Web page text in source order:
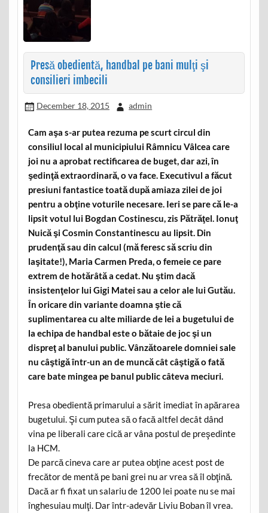
Presă obedientă, handbal pe bani mulţi şi
consilieri imbecili
December 18, 2015 admin
Cam aşa s-ar putea rezuma pe scurt circul din
consiliul local al municipiului Râmnicu Vâlcea care
joi nu a aprobat rectificarea de buget, dar azi, în
şedinţă extraordinară, o va face. Executivul a făcut
presiuni fantastice toată după amiaza zilei de joi
pentru a obţine voturile necesare. Ieri se pare că le-a
lipsit votul lui Bogdan Costinescu, zis Pătrăţel. Ionuţ
Nuică şi Cosmin Constantinescu au lipsit. Din
prudenţă sau din calcul (mă feresc să scriu din
laşitate!), Maria Carmen Preda, o femeie ce pare
extrem de hotărâtă a cedat. Nu ştim dacă
insistenţelor lui Gigi Matei sau a celor ale lui Gutău.
În oricare din variante doamna ştie că
suplimentarea cu alte miliarde de lei a bugetului de
la echipa de handbal este o bătaie de joc şi un
dispreţ al banului public. Vânzătoarele domniei sale
nu câştigă într-un an de muncă cât câştigă o fată
care bate mingea pe banul public câteva meciuri.
Presa obedientă primarului a sărit imediat în apărarea
bugetului. Şi cum putea să o facă altfel decât dând
vina pe liberali care cică ar vâna postul de preşedinte
la HCM.
De parcă cineva care ar putea obţine acest post de
frecător de mentă pe bani grei nu ar vrea să îl obţină.
Dacă ar fi fixat un salariu de 1200 lei poate nu se mai
înghesuiau mulţi. Dar într-adevăr Liviu Boban îl vrea.